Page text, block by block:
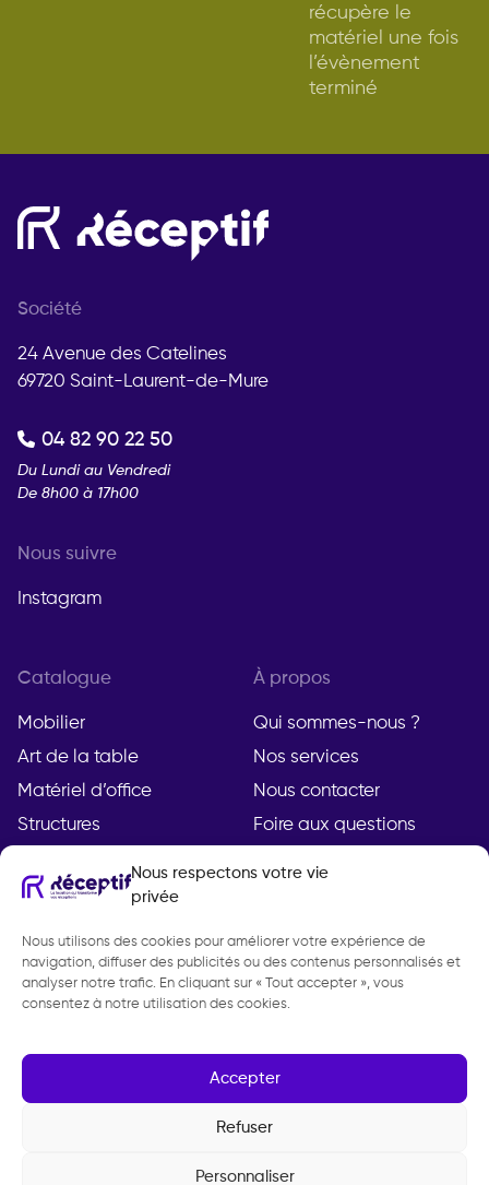
Nous respectons votre vie
privée
Nous utilisons des cookies pour améliorer votre expérience de
navigation, diffuser des publicités ou des contenus personnalisés et
analyser notre trafic. En cliquant sur « Tout accepter », vous
consentez à notre utilisation des cookies.
Accepter
Refuser
Personnaliser
récupère le
matériel une fois
l’évènement
terminé
Société
24 Avenue des Catelines
69720 Saint-Laurent-de-Mure
04 82 90 22 50
Du Lundi au Vendredi
De 8h00 à 17h00
Nous suivre
Instagram
Catalogue
Mobilier
Art de la table
Matériel d’office
Structures
À propos
Qui sommes-nous ?
Nos services
Nous contacter
Foire aux questions
Compte
Mon compte
Demande de devis
Mentions légales
Politique de
confidentialité
Gestion des cookies